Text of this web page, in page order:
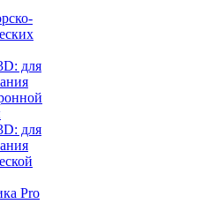
для
для
Pro